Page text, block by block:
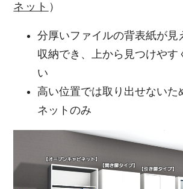
ネット ）
分厚いファイルの背表紙が見
収納でき、上から見つけやす
い
高い位置では取り出せないた
ネットのみ